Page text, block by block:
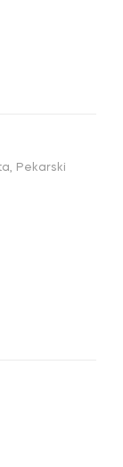
Pekarski